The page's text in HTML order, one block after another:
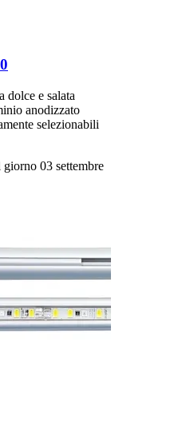
dolce e salata
anodizzato
selezionabili
03 settembre